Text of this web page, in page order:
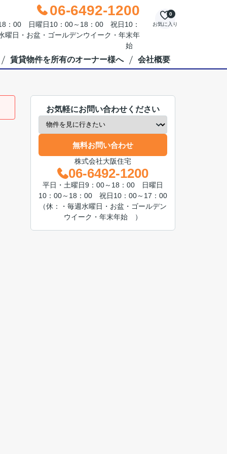
06-6492-1200
：00 日曜日10：00～18：00 祝日10：
日・お盆・ゴールデンウイーク・年末年
始
お気に入り
0
賃貸物件を所有のオーナー様へ 会社概要
お気軽にお問い合わせください
無料お問い合わせ
株式会社大阪住宅
06-6492-1200
平日・土曜日9：00～18：00 日曜日
10：00～18：00 祝日10：00～17：00
（休：・毎週水曜日・お盆・ゴールデン
ウイーク・年末年始 ）